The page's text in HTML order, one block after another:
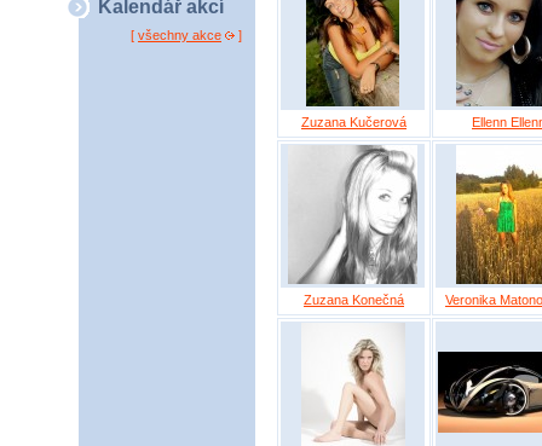
Kalendář akcí
[ všechny akce ]
Zuzana Kučerová Ellenn
Zuzana Konečná Veronika